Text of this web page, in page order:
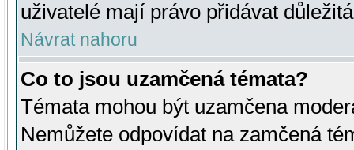
uživatelé mají právo přidávat
Návrat nahoru
Co to jsou uzamčená témata?
Témata mohou být uzamčena
Nemůžete odpovídat na zamčená